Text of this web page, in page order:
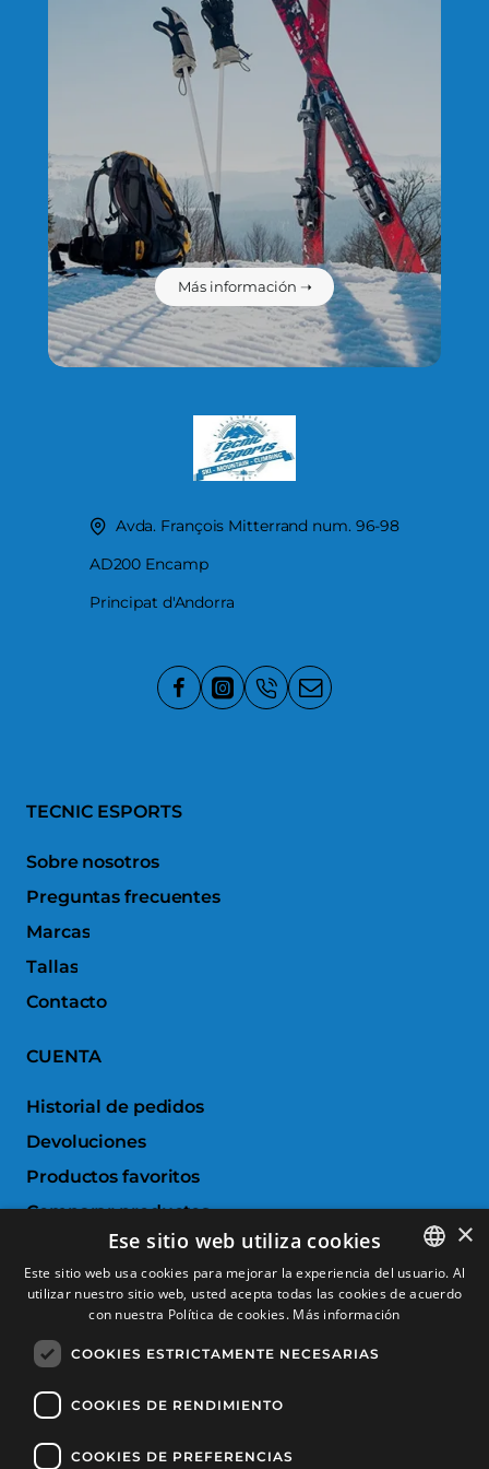
Más información ➝
Avda. François Mitterrand num. 96-98
AD200 Encamp
Principat d'Andorra
TECNIC ESPORTS
Sobre nosotros
Preguntas frecuentes
Marcas
Tallas
Contacto
CUENTA
Historial de pedidos
Devoluciones
Productos favoritos
Comparar productos
SERVICIO AL CLIENTE
Condiciones de Compra
Cambios y devoluciones
Gastos de envío
Formas de pago
SPANISH
×
Ese sitio web utiliza cookies
Este sitio web usa cookies para mejorar la experiencia del usuario. Al
utilizar nuestro sitio web, usted acepta todas las cookies de acuerdo
con nuestra Política de cookies. Más información
COOKIES ESTRICTAMENTE NECESARIAS
COOKIES DE RENDIMIENTO
COOKIES DE PREFERENCIAS